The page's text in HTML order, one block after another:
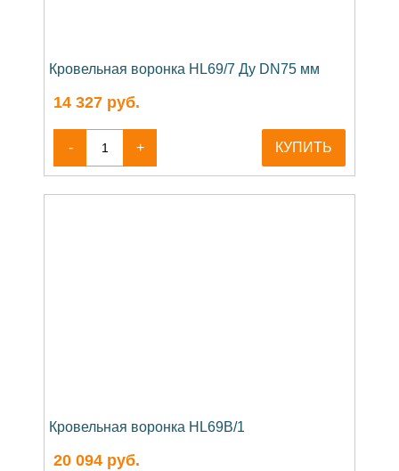
Кровельная воронка HL69/7 Ду DN75 мм
14 327 руб.
- + КУПИТЬ
Кровельная воронка HL69B/1
20 094 руб.